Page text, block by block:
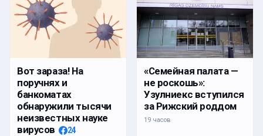
Вот зараза! На
поручнях и
банкоматах
обнаружили тысячи
неизвестных науке
вирусов
24
«Семейная палата —
не роскошь»:
Узулниекс вступился
за Рижский роддом
19 часов